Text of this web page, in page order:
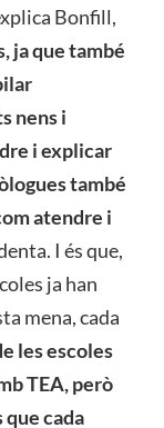
Bonfill,
ja que també
nens i
i explicar
també
atendre i
I és que,
ja han
mena, cada
les escoles
TEA, però
cada